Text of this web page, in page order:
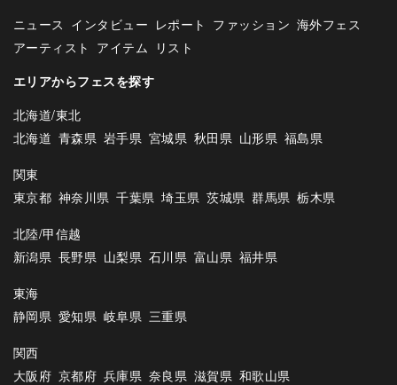
ニュース インタビュー レポート ファッション 海外フェス
アーティスト アイテム
リスト
エリアからフェスを探す
北海道/東北
北海道 青森県 岩手県 宮城県 秋田県 山形県 福島県
関東
東京都 神奈川県 千葉県 埼玉県 茨城県 群馬県 栃木県
北陸/甲信越
新潟県 長野県 山梨県 石川県 富山県 福井県
東海
静岡県 愛知県 岐阜県 三重県
関西
大阪府 京都府 兵庫県 奈良県 滋賀県 和歌山県